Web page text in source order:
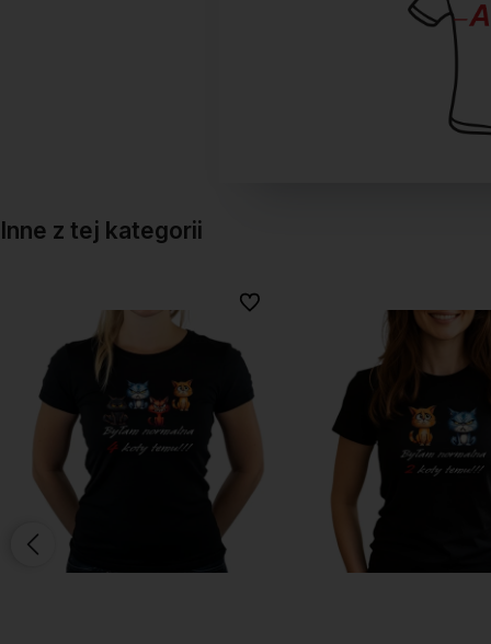
Inne z tej kategorii
Do ulubionych
Do ulubionych